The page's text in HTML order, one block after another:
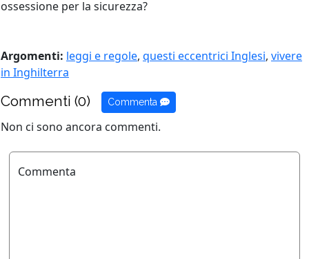
ossessione per la sicurezza?
Argomenti: leggi e regole, questi eccentrici Inglesi, vivere
in Inghilterra
Commenti (0) Commenta
Non ci sono ancora commenti.
Commenta